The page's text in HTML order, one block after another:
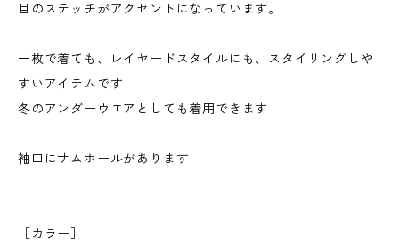
目のステッチがアクセントになっています。
一枚で着ても、レイヤードスタイルにも、スタイリングしや
すいアイテムです
冬のアンダーウエアとしても着用できます
袖口にサムホールがあります
［カラー］